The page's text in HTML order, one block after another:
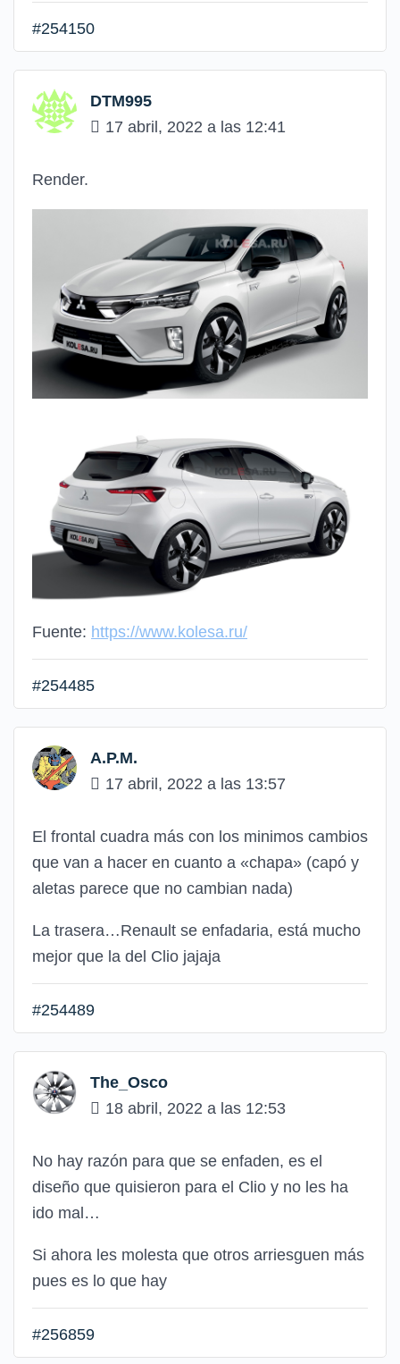
#254150
DTM995
17 abril, 2022 a las 12:41
Render.
Fuente: https://www.kolesa.ru/
#254485
A.P.M.
17 abril, 2022 a las 13:57
El frontal cuadra más con los minimos cambios
que van a hacer en cuanto a «chapa» (capó y
aletas parece que no cambian nada)
La trasera…Renault se enfadaria, está mucho
mejor que la del Clio jajaja
#254489
The_Osco
18 abril, 2022 a las 12:53
No hay razón para que se enfaden, es el
diseño que quisieron para el Clio y no les ha
ido mal…
Si ahora les molesta que otros arriesguen más
pues es lo que hay
#256859